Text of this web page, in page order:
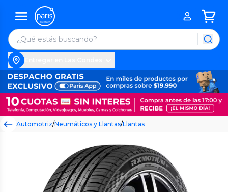
Automotriz/Neumáticos y Llantas/Llantas